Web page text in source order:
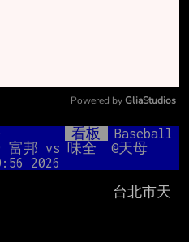
Mute
Powered by GliaStudios
看板
Baseball
富邦 vs 味全  @天母
2026
台北市天